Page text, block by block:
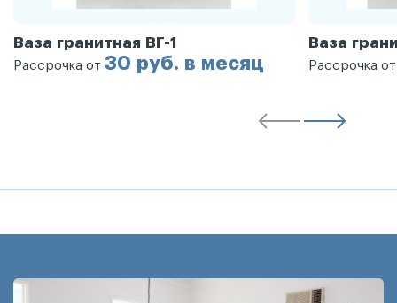
Ваза гранитная ВГ-1
Рассрочка от 30 руб. в месяц
Ваза
Рассрочка